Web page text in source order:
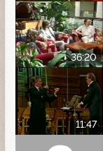
36:20
11:47